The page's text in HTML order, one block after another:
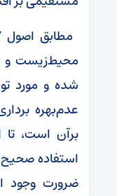
محیط‌زیست و
شده و مورد
عدم‌بهره
برآن است،
استفاده صحیح
ضرورت وجود